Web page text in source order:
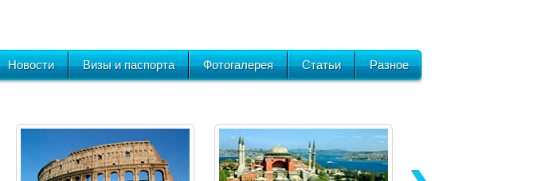
Новости Визы и паспорта Фотогалерея Статьи Разное